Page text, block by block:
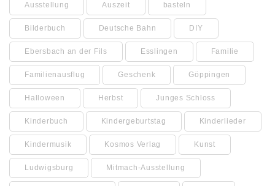
Ausstellung Auszeit basteln
Bilderbuch Deutsche Bahn DIY
Ebersbach an der Fils Esslingen Familie
Familienausflug Geschenk Göppingen
Halloween Herbst Junges Schloss
Kinderbuch Kindergeburtstag Kinderlieder
Kindermusik Kosmos Verlag Kunst
Ludwigsburg Mitmach-Ausstellung